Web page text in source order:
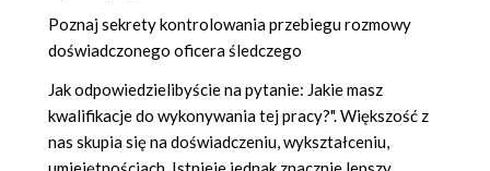
Poznaj sekrety kontrolowania przebiegu rozmowy
doświadczonego oficera śledczego
Jak odpowiedzielibyście na pytanie: Jakie masz
kwalifikacje do wykonywania tej pracy?". Większość z
nas skupia się na doświadczeniu, wykształceniu,